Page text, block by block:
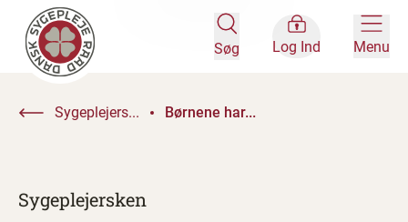
Søg Log Ind Menu
Sygeplejers... Børnene har...
Sygeplejersken